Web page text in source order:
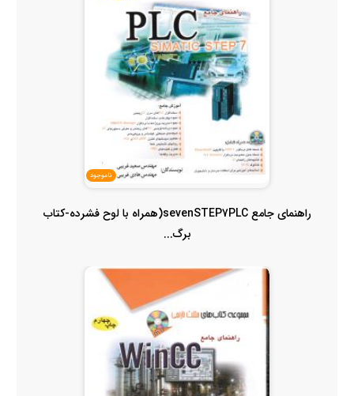
ناموجود
راهنمای جامع sevenSTEP7PLC(همراه با لوح فشرده-کتاب
برگ...